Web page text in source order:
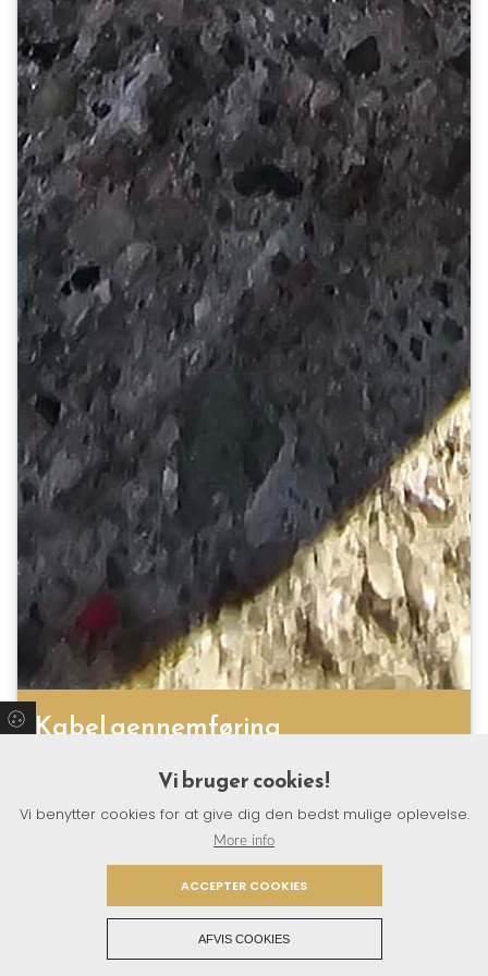
Kabel gennemføring
Varebeskrivelse følger snart. Du finder vores
produkter i Plantorama…Vi bruger cookies!
Vi benytter cookies for at give dig den bedst mulige oplevelse.
More info
ACCEPTER COOKIES
AFVIS COOKIES